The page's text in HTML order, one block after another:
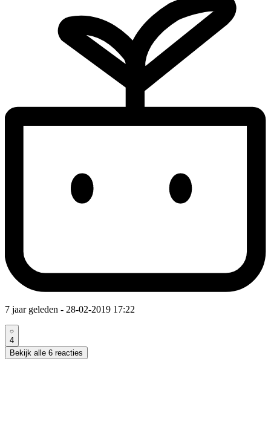
7 jaar geleden - 28-02-2019 17:22
4
Bekijk alle 6 reacties